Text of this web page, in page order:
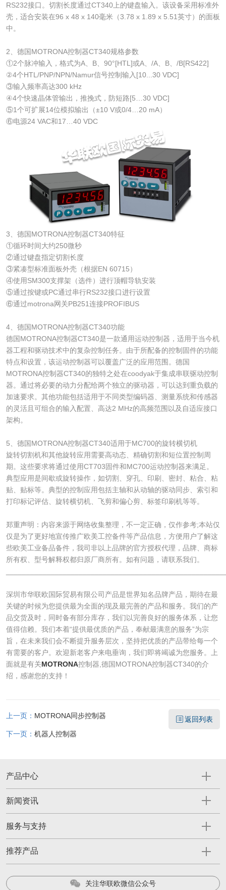
RS232接口。切割长度通过CT340上的键盘输入。该设备采用标准外
壳，适合安装在96 x 48 x 140毫米（3.78 x 1.89 x 5.51英寸）的面板
中。
2、德国MOTRONA控制器CT340规格参数
①2个脉冲输入，格式为A、B、90°[HTL]或A、/A、B、/B[RS422]
②4个HTL/PNP/NPN/Namur信号控制输入[10...30 VDC]
③输入频率高达300 kHz
④4个快速晶体管输出，推挽式，防短路[5…30 VDC]
⑤1个可扩展14位模拟输出（±10 V或0/4…20 mA）
⑥电源24 VAC和17…40 VDC
3、德国MOTRONA控制器CT340特征
①循环时间大约250微秒
②通过键盘指定切割长度
③紧凑型标准面板外壳（根据EN 60715）
④使用SM300支撑架（选件）进行顶帽导轨安装
⑤通过按键或PC通过串行RS232接口进行设置
⑥通过motrona网关PB251连接PROFIBUS
4、德国MOTRONA控制器CT340功能
德国MOTRONA控制器CT340是一款通用运动控制器，适用于当今机
器工程和驱动技术中的复杂控制任务。由于所配备的控制固件的功能
特点和设置，该运动控制器可以覆盖广泛的应用范围。德国
MOTRONA控制器CT340的独特之处在coodyak于集成串联驱动控制
器。通过将必要的动力分配给两个独立的驱动器，可以达到重负载的
加速要求。其他功能包括适用于不同类型编码器、测量系统和传感器
的灵活且可组合的输入配置、高达2 MHz的高频范围以及自适应接口
架构。
5、德国MOTRONA控制器CT340适用于MC700的旋转横切机
旋转切割机和其他旋转应用需要高动态、精确切割和短位置控制周
期。这些要求将通过使用CT703固件和MC700运动控制器来满足。
典型应用是间歇或旋转操作，如切割、穿孔、印刷、密封、粘合、粘
贴、贴标等。典型的控制应用包括主轴和从动轴的驱动同步、索引和
打印标记评估、旋转横切机、飞剪和偏心剪、标签印刷机等等。
郑重声明：内容来源于网络收集整理，不一定正确，仅作参考;本站仅
仅是为了更好地宣传推广欧美工控备件等产品信息，方便用户了解这
些欧美工业备品备件，我司非以上品牌的官方授权代理，品牌、商标
所有权、型号解释权都归原厂商所有。如有问题，请联系我们。
深圳市华联欧国际贸易有限公司产品是世界知名品牌产品，期待在最
关键的时候为您提供最为全面的现及最完善的产品和服务。我们的产
品交货及时，同时备有部分库存，我们以完善良好的服务体系，让您
值得信赖。我们本着“提供最优质的产品，奉献最满意的服务”为宗
旨，在未来我们会不断提升服务层次，坚持把优质的产品带给每一个
有需要的客户。欢迎新老客户来电垂询，我们即将竭诚为您服务。上
面就是有关MOTRONA控制器,德国MOTRONA控制器CT340的介
绍，感谢您的支持！
上一页： MOTRONA同步控制器
下一页： 机器人控制器
返回列表
产品中心
新闻资讯
服务与支持
推荐产品
关注华联欧微信公众号